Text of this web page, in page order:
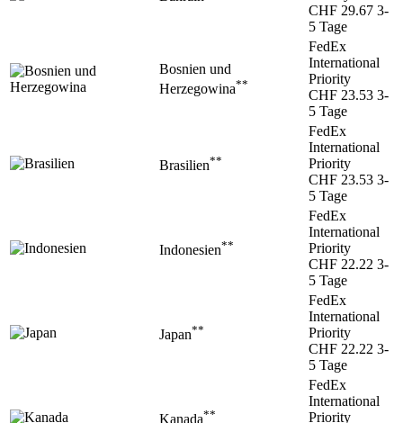
CHF 29.67 3-
5 Tage
Bosnien und
Herzegowina**
FedEx
International
Priority
CHF 23.53 3-
5 Tage
Brasilien**
FedEx
International
Priority
CHF 23.53 3-
5 Tage
Indonesien**
FedEx
International
Priority
CHF 22.22 3-
5 Tage
Japan**
FedEx
International
Priority
CHF 22.22 3-
5 Tage
Kanada**
FedEx
International
Priority